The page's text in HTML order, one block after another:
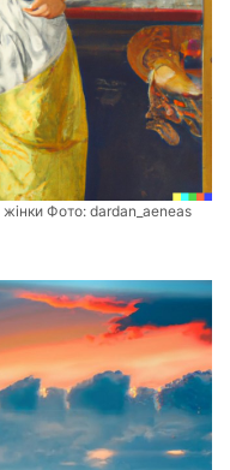
Фото: dardan_aeneas